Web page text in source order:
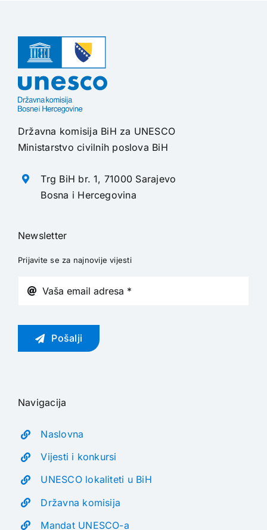
Državna komisija BiH za UNESCO
Ministarstvo civilnih poslova BiH
Trg BiH br. 1, 71000 Sarajevo
Bosna i Hercegovina
Newsletter
Prijavite se za najnovije vijesti
Pošalji
Navigacija
Naslovna
Vijesti i konkursi
UNESCO lokaliteti u BiH
Državna komisija
Mandat UNESCO-a